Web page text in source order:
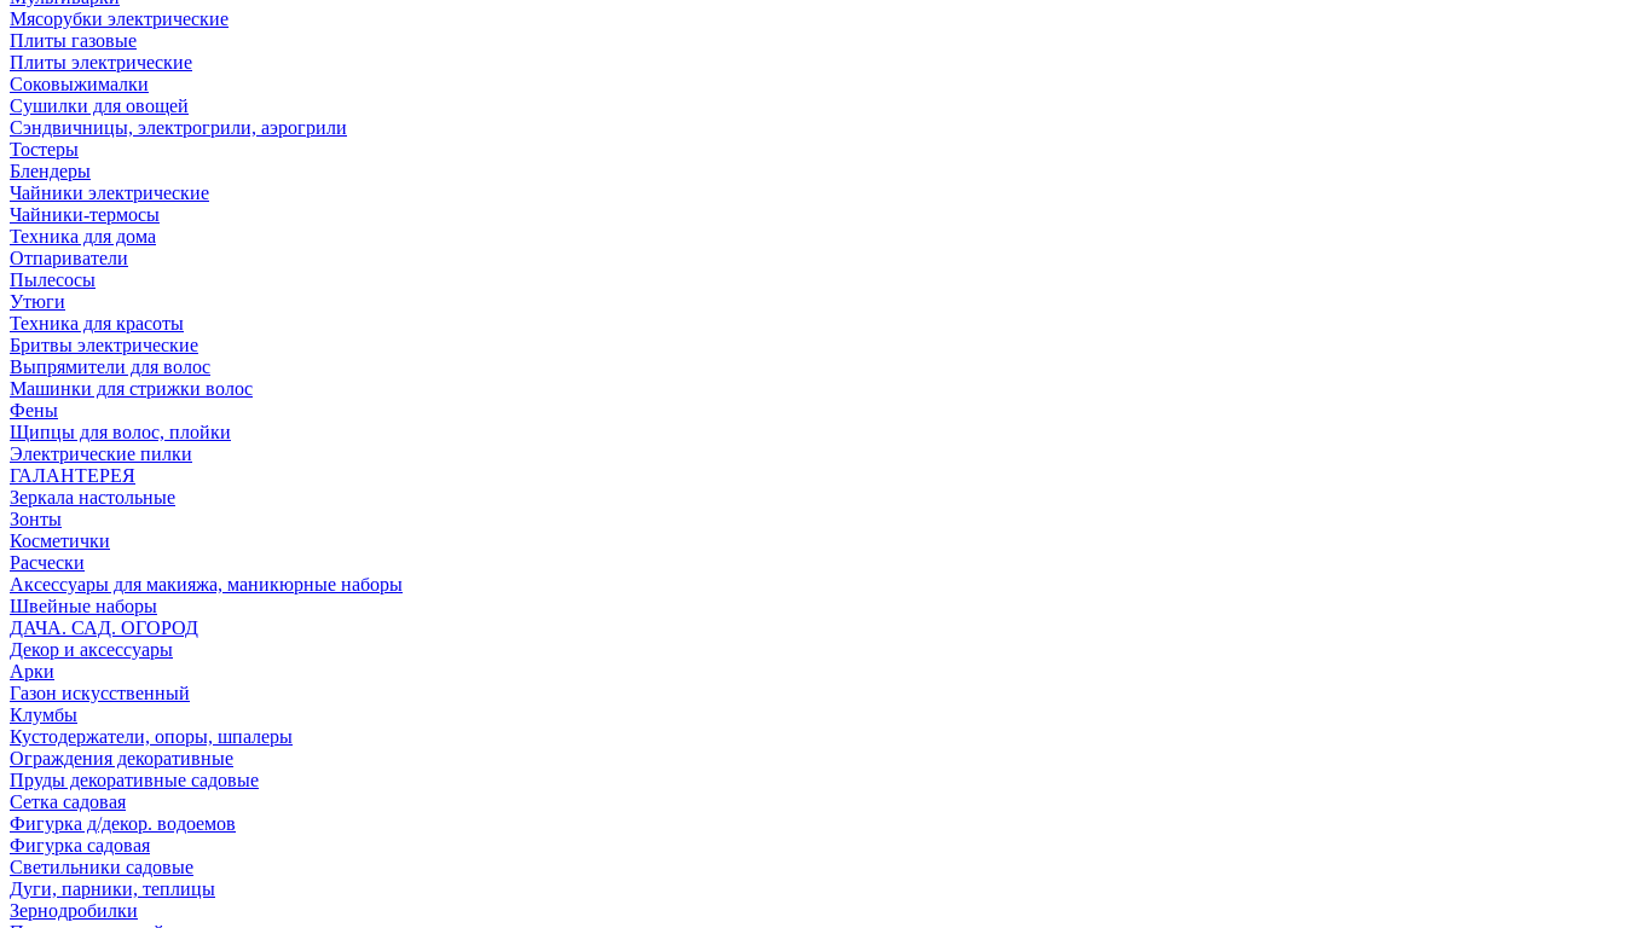
Мясорубки электрические
Плиты газовые
Плиты электрические
Соковыжималки
Сушилки для овощей
Сэндвичницы, электрогрили, аэрогрили
Тостеры
Блендеры
Чайники электрические
Чайники-термосы
Техника для дома
Отпариватели
Пылесосы
Утюги
Техника для красоты
Бритвы электрические
Выпрямители для волос
Машинки для стрижки волос
Фены
Щипцы для волос, плойки
Электрические пилки
ГАЛАНТЕРЕЯ
Зеркала настольные
Зонты
Косметички
Расчески
Аксессуары для макияжа, маникюрные наборы
Швейные наборы
ДАЧА. САД. ОГОРОД
Декор и аксессуары
Арки
Газон искусственный
Клумбы
Кустодержатели, опоры, шпалеры
Ограждения декоративные
Пруды декоративные садовые
Сетка садовая
Фигурка д/декор. водоемов
Фигурка садовая
Светильники садовые
Дуги, парники, теплицы
Зернодробилки